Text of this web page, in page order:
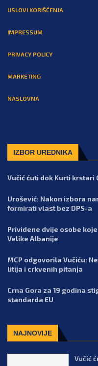
USLOVI KORIŠĆENJA
IMPRESSUM
PRIVACY POLICY
MARKETING
NASLOVNA
IZBOR UREDNIKA
Vučić ćuti dok Kurti krstari
Urošević: Nakon izbora
formirati vlast bez DPS-a
Prividene dvije osobe
Velike Albanije
MCP odgovorila Vučiću:
litija i crkvenih pitanja
Crna Gora za 19 godina
standarda EU
NAJNOVIJE
Vučić